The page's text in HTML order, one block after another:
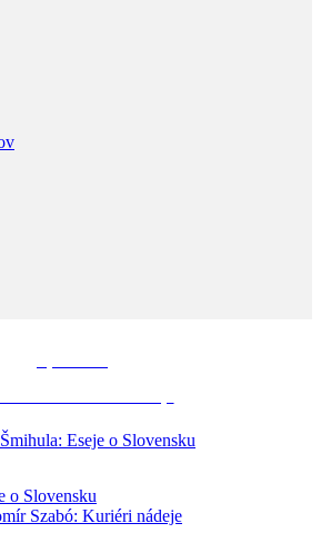
Eseje o Slovensku
Szabó: Kuriéri nádeje